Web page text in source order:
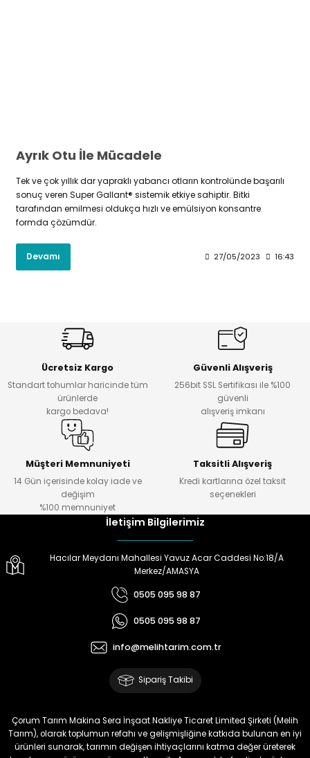
Ayrık Otu İle Mücadele
Tek ve çok yıllık dar yapraklı yabancı otların kontrolünde başarılı
sonuç veren Super Gallant® sistemik etkiye sahiptir. Bitki
tarafından emilmesi oldukça hızlı ve emülsiyon konsantre
formda çözümdür.
Devamı 27/05/2023 16:43
Ücretsiz Kargo
Standart tohumlar haricinde tüm
ürünlerde
kargo bedava!
Güvenli Alışveriş
256bit SSL Sertifikası ile %100
güvenli
alışveriş imkanı
Müşteri Memnuniyeti
14 Gün içerisinde kolay iade ve
değişim
%100 memnuniyet
Taksitli Alışveriş
Kredi kartlarına özel taksit
seçenekleri
İletişim Bilgilerimiz
Hacılar Meydanı Mahallesi Yavuz Acar Caddesi No:18/A
Merkez/AMASYA
0505 095 98 87
0505 095 98 87
info@melihtarim.com.tr
Sipariş Takibi
Çorum Tarım Makina Sera İnşaat Nakliye Ticaret Limited Şirketi (Melih
Tarım), olarak toplumun refahı ve gelişmişliğine katkıda bulunan en iyi
ürünleri sunarak, tarımın değişen ihtiyaçlarını katma değer üreterek